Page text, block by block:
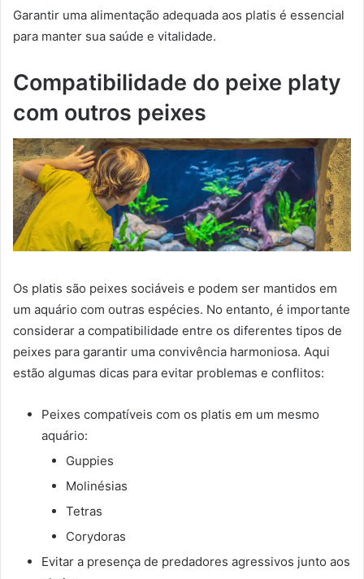
Garantir uma alimentação adequada aos platis é essencial
para manter sua saúde e vitalidade.
Compatibilidade do peixe platy
com outros peixes
Os platis são peixes sociáveis e podem ser mantidos em
um aquário com outras espécies. No entanto, é importante
considerar a compatibilidade entre os diferentes tipos de
peixes para garantir uma convivência harmoniosa. Aqui
estão algumas dicas para evitar problemas e conflitos:
Peixes compatíveis com os platis em um mesmo
aquário:
Guppies
Molinésias
Tetras
Corydoras
Evitar a presença de predadores agressivos junto aos